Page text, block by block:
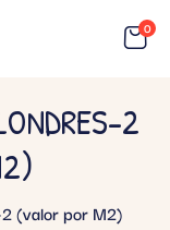
0
2
(valor por M2)